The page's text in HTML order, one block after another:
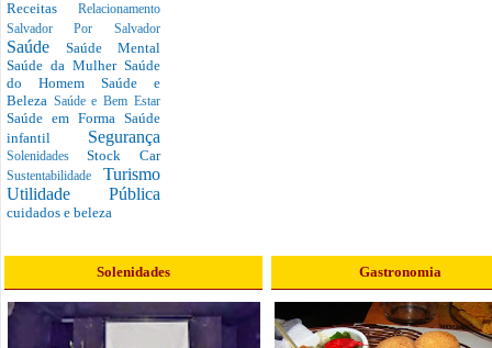
Receitas Relacionamento
Salvador Por Salvador
Saúde Saúde Mental
Saúde da Mulher Saúde
do Homem Saúde e
Beleza Saúde e Bem Estar
Saúde em Forma Saúde
infantil Segurança
SolenidadesStock Car
Sustentabilidade Turismo
Utilidade Pública
cuidados e beleza
Solenidades Gastronomia